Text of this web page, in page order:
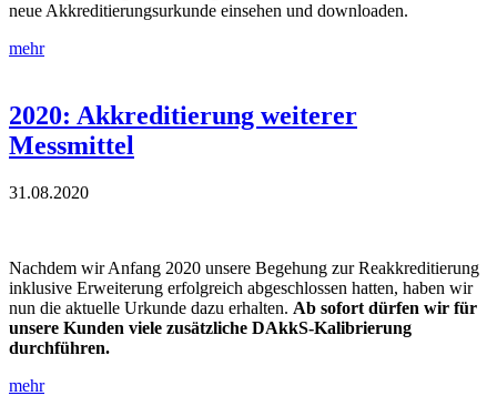
neue Akkreditierungsurkunde einsehen und downloaden.
mehr
2020: Akkreditierung weiterer
Messmittel
31.08.2020
Nachdem wir Anfang 2020 unsere Begehung zur Reakkreditierung
inklusive Erweiterung erfolgreich abgeschlossen hatten, haben wir
nun die aktuelle Urkunde dazu erhalten. Ab sofort dürfen wir für
unsere Kunden viele zusätzliche DAkkS-Kalibrierung
durchführen.
mehr